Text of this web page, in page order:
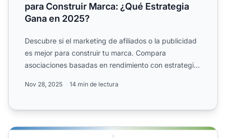
para Construir Marca: ¿Qué Estrategia
Gana en 2025?
Descubre si el marketing de afiliados o la publicidad
es mejor para construir tu marca. Compara
asociaciones basadas en rendimiento con estrategias
Nov 28, 2025 14 min de lectura
Marketing de Influencers vs Marketing de Afiliados: